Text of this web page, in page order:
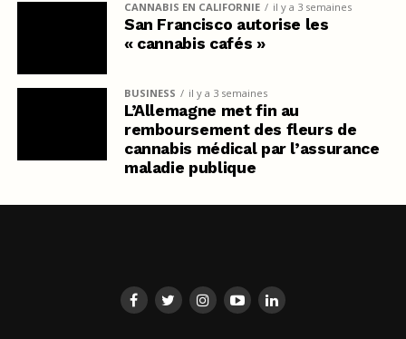
CANNABIS EN CALIFORNIE il y a 3 semaines
San Francisco autorise les
« cannabis cafés »
BUSINESS il y a 3 semaines
L’Allemagne met fin au
remboursement des fleurs de
cannabis médical par l’assurance
maladie publique